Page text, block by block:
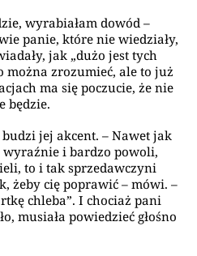
wyrabiałam dowód –
panie, które nie wiedziały,
jak „dużo jest tych
można zrozumieć, ale to już
ma się poczucie, że nie
będzie.
jej akcent. – Nawet jak
i bardzo powoli,
to i tak sprzedawczyni
żeby cię poprawić – mówi. –
chleba”. I chociaż pani
musiała powiedzieć głośno